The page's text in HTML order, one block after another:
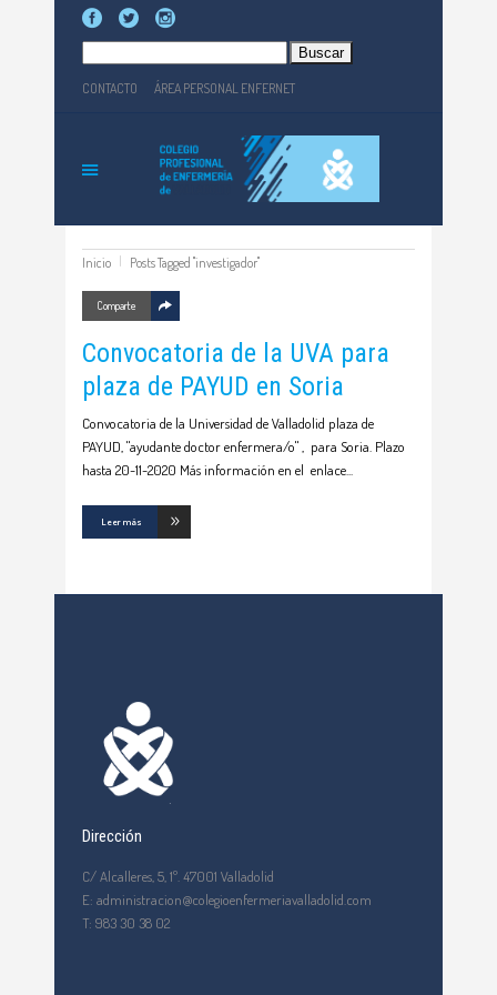
CONTACTO ÁREA PERSONAL ENFERNET
Inicio Posts Tagged "investigador"
Comparte
Convocatoria de la UVA para
plaza de PAYUD en Soria
Convocatoria de la Universidad de Valladolid plaza de
PAYUD, "ayudante doctor enfermera/o" , para Soria. Plazo
hasta 20-11-2020 Más información en el enlace
Leer más
Dirección
C/ Alcalleres, 5, 1º. 47001 Valladolid
E: administracion@colegioenfermeriavalladolid.com
T: 983 30 38 02